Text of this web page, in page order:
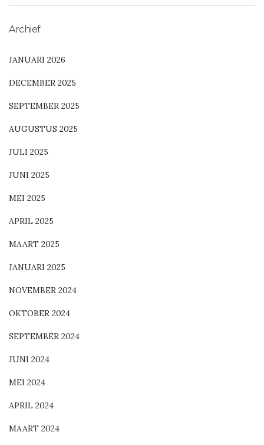
Archief
JANUARI 2026
DECEMBER 2025
SEPTEMBER 2025
AUGUSTUS 2025
JULI 2025
JUNI 2025
MEI 2025
APRIL 2025
MAART 2025
JANUARI 2025
NOVEMBER 2024
OKTOBER 2024
SEPTEMBER 2024
JUNI 2024
MEI 2024
APRIL 2024
MAART 2024